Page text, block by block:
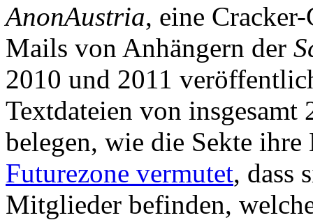
AnonAustria, eine
Mails von Anhängern der
2010 und 2011
Textdateien von
belegen, wie die Sekte
Futurezone vermutet, dass
Mitglieder befinden,